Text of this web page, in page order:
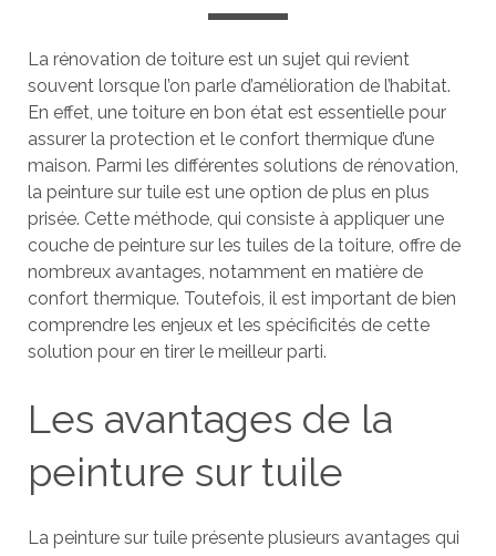
La rénovation de toiture est un sujet qui revient
souvent lorsque l’on parle d’amélioration de l’habitat.
En effet, une toiture en bon état est essentielle pour
assurer la protection et le confort thermique d’une
maison. Parmi les différentes solutions de rénovation,
la peinture sur tuile est une option de plus en plus
prisée. Cette méthode, qui consiste à appliquer une
couche de peinture sur les tuiles de la toiture, offre de
nombreux avantages, notamment en matière de
confort thermique. Toutefois, il est important de bien
comprendre les enjeux et les spécificités de cette
solution pour en tirer le meilleur parti.
Les avantages de la
peinture sur tuile
La peinture sur tuile présente plusieurs avantages qui